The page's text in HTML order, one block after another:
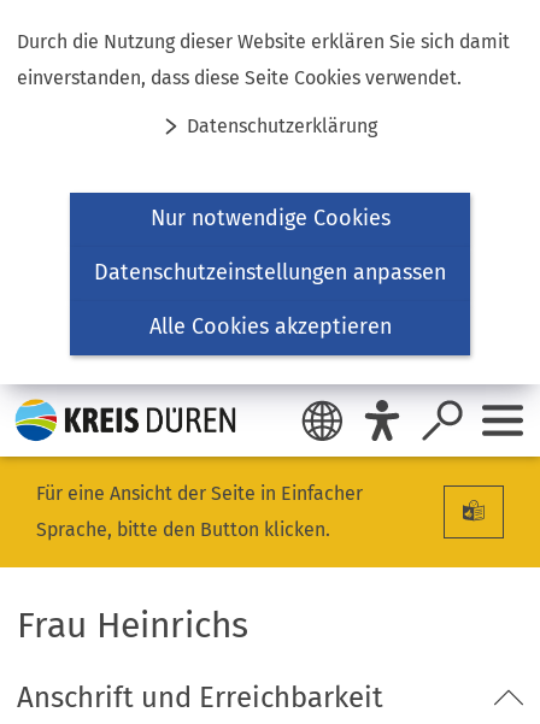
Durch die Nutzung dieser Website erklären Sie sich damit
einverstanden, dass diese Seite Cookies verwendet.
Datenschutzerklärung
Nur notwendige Cookies
Datenschutzeinstellungen anpassen
Alle Cookies akzeptieren
Inhalt anspringen
Für eine Ansicht der Seite in Einfacher
Sprache, bitte den Button klicken.
Frau Heinrichs
Anschrift und Erreichbarkeit